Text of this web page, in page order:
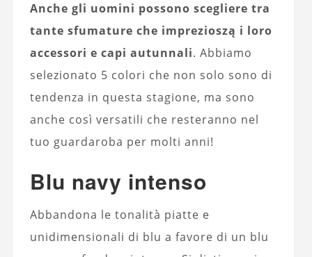
Anche gli uomini possono scegliere tra
tante sfumature che imprezioszą i loro
accessori e capi autunnali. Abbiamo
selezionato 5 colori che non solo sono di
tendenza in questa stagione, ma sono
anche così versatili che resteranno nel
tuo guardaroba per molti anni!
Blu navy intenso
Abbandona le tonalità piatte e
unidimensionali di blu a favore di un blu